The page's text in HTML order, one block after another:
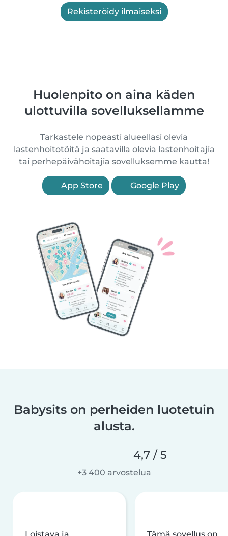
Rekisteröidy ilmaiseksi
Huolenpito on aina käden
ulottuvilla sovelluksellamme
Tarkastele nopeasti alueellasi olevia
lastenhoitotöitä ja saatavilla olevia lastenhoitajia
tai perhepäivähoitajia sovelluksemme kautta!
App Store Google Play
Babysits on perheiden luotetuin
alusta.
4,7 / 5
+3 400 arvostelua